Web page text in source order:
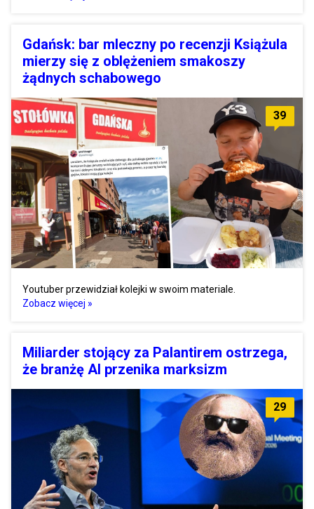
Gdańsk: bar mleczny po recenzji Książula
mierzy się z oblężeniem smakoszy
żądnych schabowego
39
Youtuber przewidział kolejki w swoim materiale.
Zobacz więcej »
Miliarder stojący za Palantirem ostrzega,
że branżę AI przenika marksizm
29